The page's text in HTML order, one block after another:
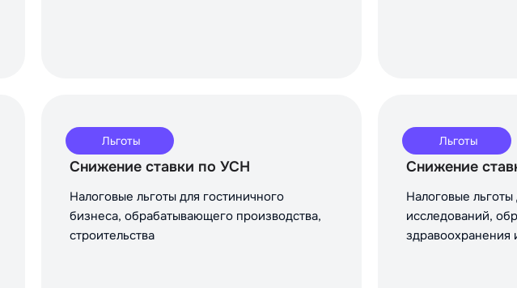
Льготы
Снижение ставки по УСН
Налоговые льготы для гостиничного
бизнеса, обрабатывающего производства,
строительства
Льготы
Снижение
Налоговые
исследований,
здравоохранения